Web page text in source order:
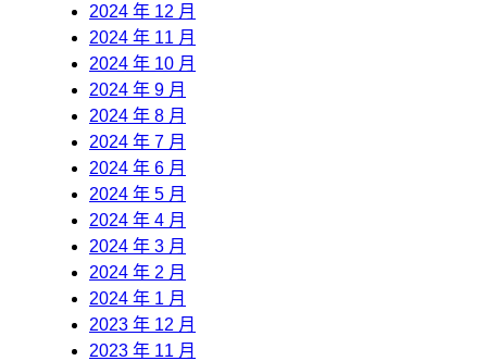
2024 年 12 月
2024 年 11 月
2024 年 10 月
2024 年 9 月
2024 年 8 月
2024 年 7 月
2024 年 6 月
2024 年 5 月
2024 年 4 月
2024 年 3 月
2024 年 2 月
2024 年 1 月
2023 年 12 月
2023 年 11 月